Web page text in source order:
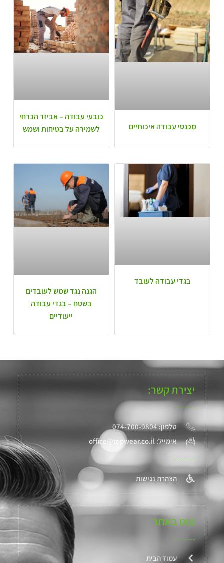
מכנסי עבודה איכותיים
כובעי עבודה – אביזר הכרחי
לשמירה על בטיחות ושמש
בגדי עבודה לעובד
הגנה נגד שמש לעובדים
בשטח – בגדי עבודה
ייעודיים
יצירת קשר:
טלפון: 074-700-9804
אימייל: office@topwear.co.il
הצהרת נגישות
נווט באתר
עמוד הבית